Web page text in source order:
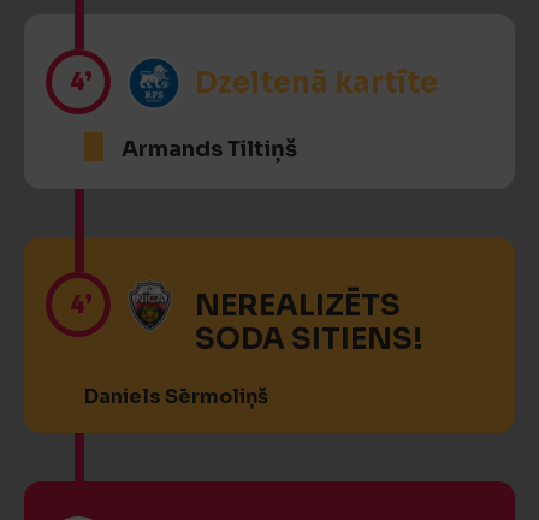
4’ Dzeltenā kartīte
Armands Tiltiņš
4’
NEREALIZĒTS
SODA SITIENS!
Daniels Sērmoliņš